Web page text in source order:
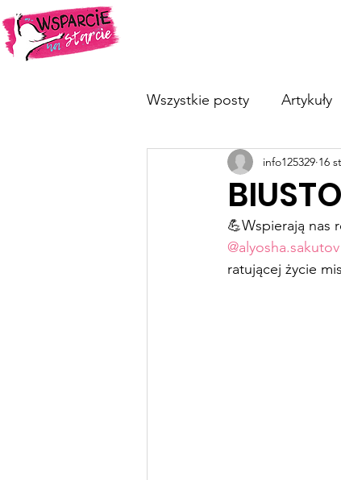
Wszystkie posty Artykuły
info125329 16
💪Wspierają nas
@alyosha.sakutov
ratującej życie